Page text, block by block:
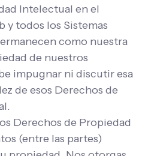
Intelectual en el
y todos los Sistemas
como nuestra
de nuestros
impugnar ni discutir esa
de esos Derechos de
Derechos de Propiedad
(entre las partes)